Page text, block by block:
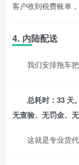
客户收到税费账单，
4. 内陆配送
我们安排拖车
总耗时：33 天。
无查验、无罚金、无
这就是专业货代